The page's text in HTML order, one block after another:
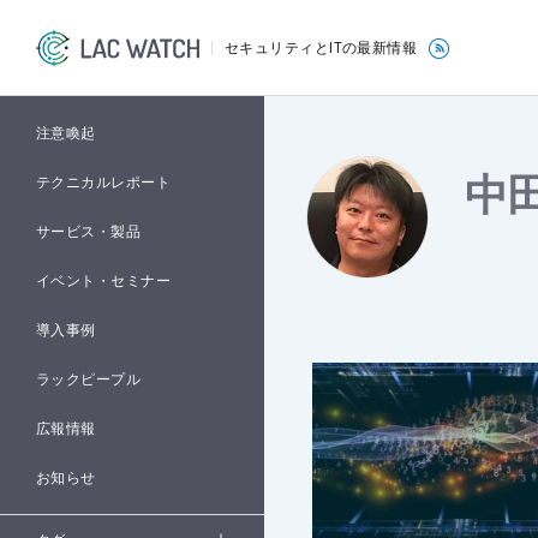
セキュリティとITの最新情報
注意喚起
テクニカルレポート
サービス・製品
イベント・セミナー
導入事例
ラックピープル
広報情報
お知らせ
中